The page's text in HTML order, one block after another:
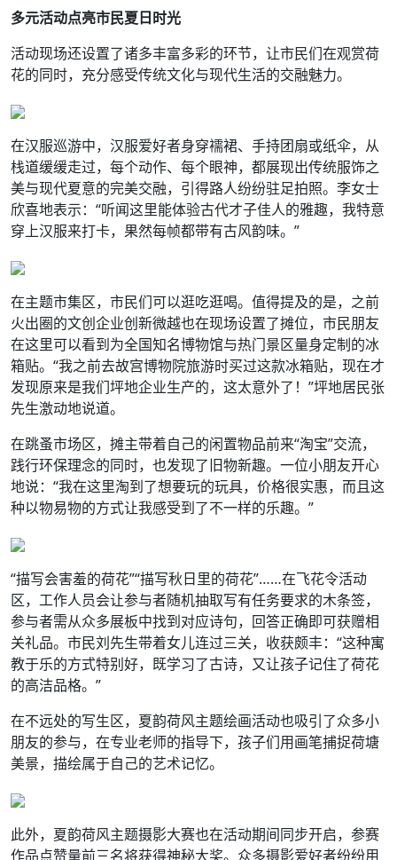
多元活动点亮市民夏日时光
活动现场还设置了诸多丰富多彩的环节，让市民们在观赏荷
花的同时，充分感受传统文化与现代生活的交融魅力。
在汉服巡游中，汉服爱好者身穿襦裙、手持团扇或纸伞，从
栈道缓缓走过，每个动作、每个眼神，都展现出传统服饰之
美与现代夏意的完美交融，引得路人纷纷驻足拍照。李女士
欣喜地表示：“听闻这里能体验古代才子佳人的雅趣，我特意
穿上汉服来打卡，果然每帧都带有古风韵味。”
在主题市集区，市民们可以逛吃逛喝。值得提及的是，之前
火出圈的文创企业创新微越也在现场设置了摊位，市民朋友
在这里可以看到为全国知名博物馆与热门景区量身定制的冰
箱贴。“我之前去故宫博物院旅游时买过这款冰箱贴，现在才
发现原来是我们坪地企业生产的，这太意外了！”坪地居民张
先生激动地说道。
在跳蚤市场区，摊主带着自己的闲置物品前来“淘宝”交流，
践行环保理念的同时，也发现了旧物新趣。一位小朋友开心
地说：“我在这里淘到了想要玩的玩具，价格很实惠，而且这
种以物易物的方式让我感受到了不一样的乐趣。”
“描写会害羞的荷花”“描写秋日里的荷花”……在飞花令活动
区，工作人员会让参与者随机抽取写有任务要求的木条签，
参与者需从众多展板中找到对应诗句，回答正确即可获赠相
关礼品。市民刘先生带着女儿连过三关，收获颇丰：“这种寓
教于乐的方式特别好，既学习了古诗，又让孩子记住了荷花
的高洁品格。”
在不远处的写生区，夏韵荷风主题绘画活动也吸引了众多小
朋友的参与，在专业老师的指导下，孩子们用画笔捕捉荷塘
美景，描绘属于自己的艺术记忆。
此外，夏韵荷风主题摄影大赛也在活动期间同步开启，参赛
作品点赞量前三名将获得神秘大奖。众多摄影爱好者纷纷用